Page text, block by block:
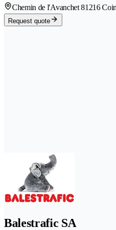
Chemin de l'Avanchet 81216
Request quote
Balestrafic SA